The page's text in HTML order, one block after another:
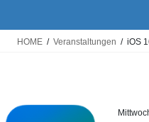
HOME Veranstaltungen iOS